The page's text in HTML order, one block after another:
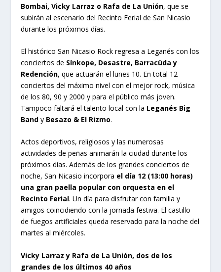
Bombai, Vicky Larraz o Rafa de La Unión, que se
subirán al escenario del Recinto Ferial de San Nicasio
durante los próximos días.
El histórico San Nicasio Rock regresa a Leganés con los
conciertos de Sínkope, Desastre, Barracüda y
Redención, que actuarán el lunes 10. En total 12
conciertos del máximo nivel con el mejor rock, música
de los 80, 90 y 2000 y para el público más joven.
Tampoco faltará el talento local con la Leganés Big
Band y Besazo & El Rizmo.
Actos deportivos, religiosos y las numerosas
actividades de peñas animarán la ciudad durante los
próximos días. Además de los grandes conciertos de
noche, San Nicasio incorpora el día 12 (13:00 horas)
una gran paella popular con orquesta en el
Recinto Ferial. Un día para disfrutar con familia y
amigos coincidiendo con la jornada festiva. El castillo
de fuegos artificiales queda reservado para la noche del
martes al miércoles.
Vicky Larraz y Rafa de La Unión, dos de los
grandes de los últimos 40 años